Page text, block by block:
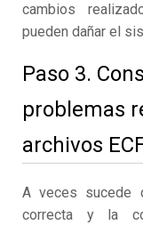
cambios
pueden dañar el
Paso 3.
problemas
archivos
A veces sucede
correcta y la